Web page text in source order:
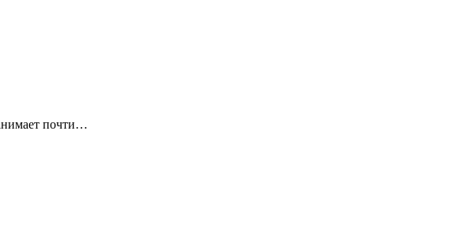
почти…